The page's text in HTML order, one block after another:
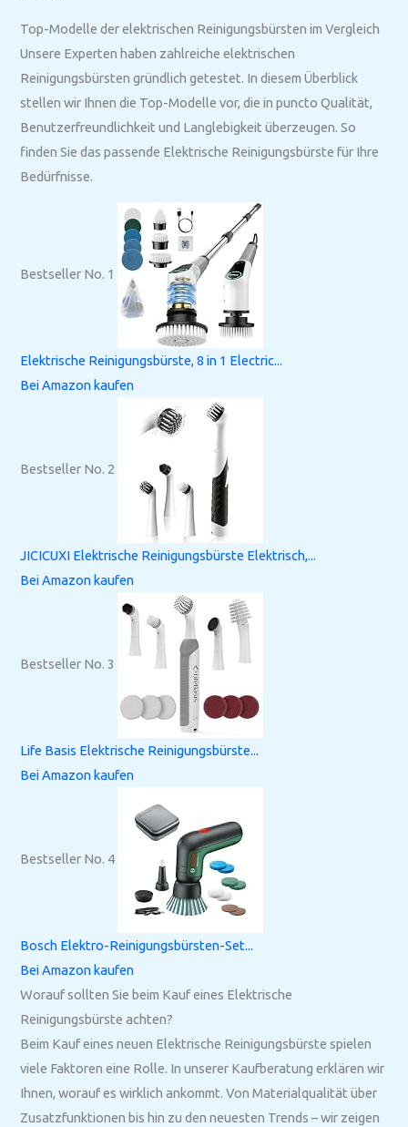
Top-Modelle der elektrischen Reinigungsbürsten im Vergleich
Unsere Experten haben zahlreiche elektrischen
Reinigungsbürsten gründlich getestet. In diesem Überblick
stellen wir Ihnen die Top-Modelle vor, die in puncto Qualität,
Benutzerfreundlichkeit und Langlebigkeit überzeugen. So
finden Sie das passende Elektrische Reinigungsbürste für Ihre
Bedürfnisse.
Bestseller No. 1
Elektrische Reinigungsbürste, 8 in 1 Electric...
Bei Amazon kaufen
Bestseller No. 2
JICICUXI Elektrische Reinigungsbürste Elektrisch,...
Bei Amazon kaufen
Bestseller No. 3
Life Basis Elektrische Reinigungsbürste...
Bei Amazon kaufen
Bestseller No. 4
Bosch Elektro-Reinigungsbürsten-Set...
Bei Amazon kaufen
Worauf sollten Sie beim Kauf eines Elektrische
Reinigungsbürste achten?
Beim Kauf eines neuen Elektrische Reinigungsbürste spielen
viele Faktoren eine Rolle. In unserer Kaufberatung erklären wir
Ihnen, worauf es wirklich ankommt. Von Materialqualität über
Zusatzfunktionen bis hin zu den neuesten Trends – wir zeigen